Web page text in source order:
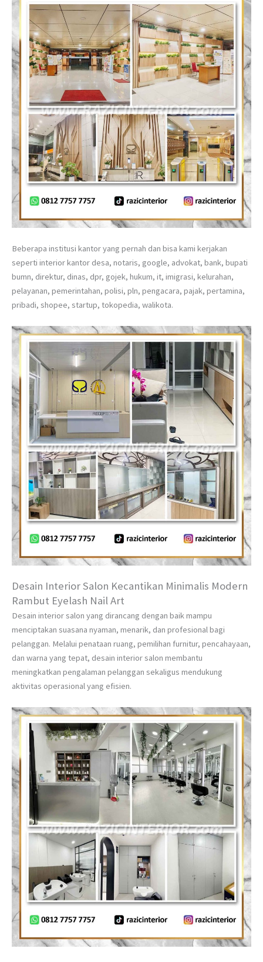
Beberapa institusi kantor yang pernah dan bisa kami kerjakan
seperti interior kantor desa, notaris, google, advokat, bank, bupati
bumn, direktur, dinas, dpr, gojek, hukum, it, imigrasi, kelurahan,
pelayanan, pemerintahan, polisi, pln, pengacara, pajak, pertamina,
pribadi, shopee, startup, tokopedia, walikota.
Desain Interior Salon Kecantikan Minimalis Modern
Rambut Eyelash Nail Art
Desain interior salon yang dirancang dengan baik mampu
menciptakan suasana nyaman, menarik, dan profesional bagi
pelanggan. Melalui penataan ruang, pemilihan furnitur, pencahayaan,
dan warna yang tepat, desain interior salon membantu
meningkatkan pengalaman pelanggan sekaligus mendukung
aktivitas operasional yang efisien.